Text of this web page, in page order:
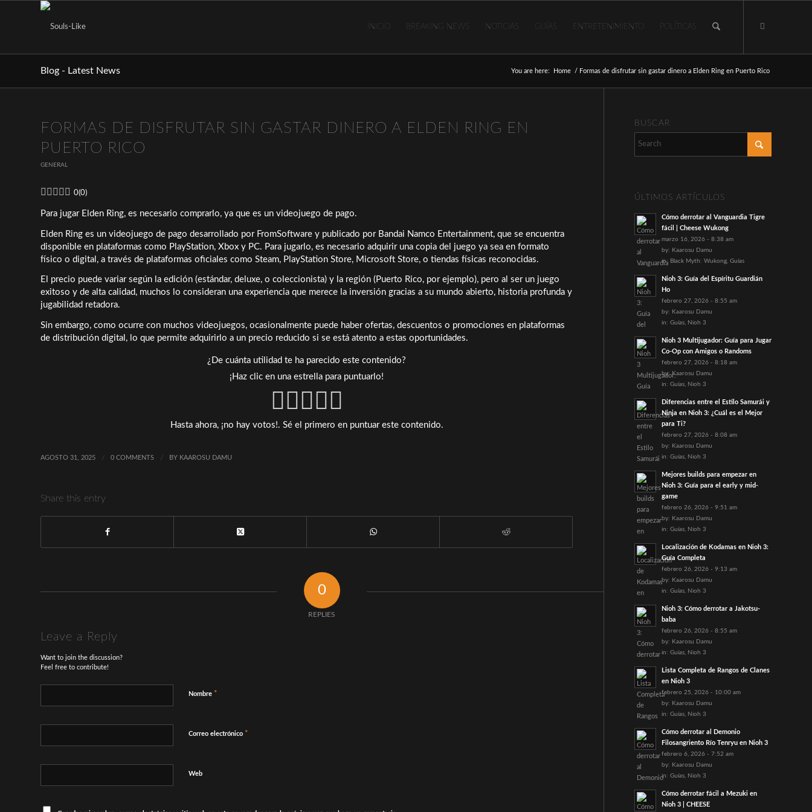
INICIO BREAKING NEWS NOTICIAS GUÍAS ENTRETENIMIENTO POLÍTICAS
Blog - Latest News You are here: Home / Formas de disfrutar sin gastar dinero a Elden Ring en Puerto Rico
FORMAS DE DISFRUTAR SIN GASTAR DINERO A ELDEN RING EN
PUERTO RICO
GENERAL
0(0)
Para jugar Elden Ring, es necesario comprarlo, ya que es un videojuego de pago.
Elden Ring es un videojuego de pago desarrollado por FromSoftware y publicado por Bandai Namco Entertainment, que se encuentra
disponible en plataformas como PlayStation, Xbox y PC. Para jugarlo, es necesario adquirir una copia del juego ya sea en formato
físico o digital, a través de plataformas oficiales como Steam, PlayStation Store, Microsoft Store, o tiendas físicas reconocidas.
El precio puede variar según la edición (estándar, deluxe, o coleccionista) y la región (Puerto Rico, por ejemplo), pero al ser un juego
exitoso y de alta calidad, muchos lo consideran una experiencia que merece la inversión gracias a su mundo abierto, historia profunda y
jugabilidad retadora.
Sin embargo, como ocurre con muchos videojuegos, ocasionalmente puede haber ofertas, descuentos o promociones en plataformas
de distribución digital, lo que permite adquirirlo a un precio reducido si se está atento a estas oportunidades.
¿De cuánta utilidad te ha parecido este contenido?
¡Haz clic en una estrella para puntuarlo!
Hasta ahora, ¡no hay votos!. Sé el primero en puntuar este contenido.
AGOSTO 31, 2025 / 0 COMMENTS / BY KAAROSU DAMU
Share this entry
0
REPLIES
Leave a Reply
Want to join the discussion?
Feel free to contribute!
Nombre *
Correo electrónico *
Web
BUSCAR
ÚLTIMOS ARTÍCULOS
Cómo derrotar al Vanguardia Tigre
fácil | Cheese Wukong
marzo 16, 2026 - 8:38 am
by: Kaarosu Damu
in: Black Myth: Wukong, Guías
Nioh 3: Guía del Espíritu Guardián
Ho
febrero 27, 2026 - 8:55 am
by: Kaarosu Damu
in: Guías, Nioh 3
Nioh 3 Multijugador: Guía para Jugar
Co-Op con Amigos o Randoms
febrero 27, 2026 - 8:18 am
by:Kaarosu Damu
in: Guías, Nioh 3
Diferencias entre el Estilo Samurái y
Ninja en Nioh 3: ¿Cuál es el Mejor
para Ti?
febrero 27, 2026 - 8:08 am
by: Kaarosu Damu
in: Guías, Nioh 3
Mejores builds para empezar en
Nioh 3: Guía para el early y mid-
game
febrero 26, 2026 - 9:51 am
by: Kaarosu Damu
in: Guías, Nioh 3
Localización de Kodamas en Nioh 3:
Guía Completa
febrero 26, 2026 - 9:13 am
by: Kaarosu Damu
in: Guías, Nioh 3
Nioh 3: Cómo derrotar a Jakotsu-
baba
febrero 26, 2026 - 8:55 am
by: Kaarosu Damu
in: Guías, Nioh 3
Lista Completa de Rangos de Clanes
en Nioh 3
febrero 25, 2026 - 10:00 am
by: Kaarosu Damu
in: Guías, Nioh 3
Cómo derrotar al Demonio
Filosangriento Río Tenryu en Nioh 3
febrero 6, 2026 - 7:52 am
by: Kaarosu Damu
in: Guías, Nioh 3
Cómo derrotar fácil a Mezuki en
Nioh 3 | CHEESE